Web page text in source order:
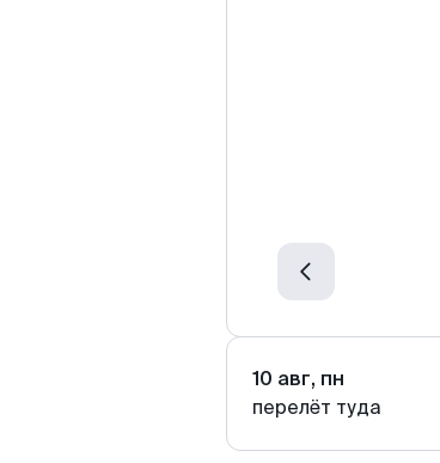
10 авг, пн
перелёт туда